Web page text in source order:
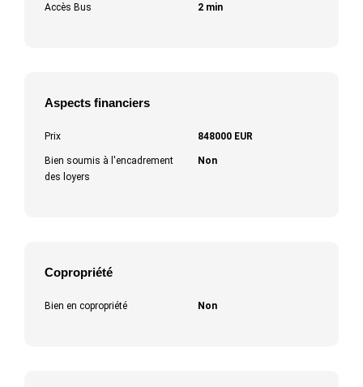
Accès Bus 2 min
Aspects financiers
Prix 848000 EUR
Bien soumis à l'encadrement
des loyers
Non
Copropriété
Bien en copropriété Non